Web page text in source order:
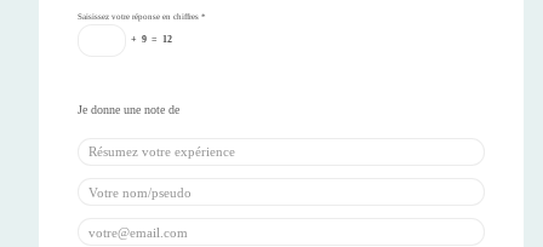
Saisissez votre réponse en chiffres *
+ 9 = 12